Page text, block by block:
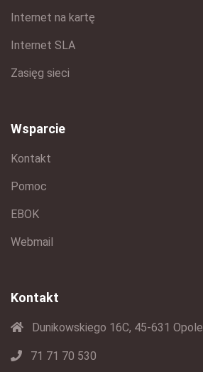
Internet na kartę
Internet SLA
Zasięg sieci
Wsparcie
Kontakt
Pomoc
EBOK
Webmail
Kontakt
Dunikowskiego 16C, 45-631 Opole
71 71 70 530